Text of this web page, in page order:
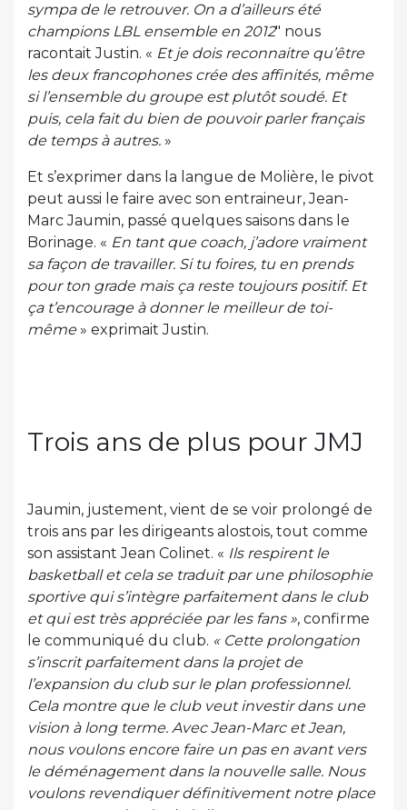
sympa de le retrouver. On a d’ailleurs été
champions LBL ensemble en 2012″ nous
racontait Justin. « Et je dois reconnaitre qu’être
les deux francophones crée des affinités, même
si l’ensemble du groupe est plutôt soudé. Et
puis, cela fait du bien de pouvoir parler français
de temps à autres. »
Et s’exprimer dans la langue de Molière, le pivot
peut aussi le faire avec son entraineur, Jean-
Marc Jaumin, passé quelques saisons dans le
Borinage. « En tant que coach, j’adore vraiment
sa façon de travailler. Si tu foires, tu en prends
pour ton grade mais ça reste toujours positif. Et
ça t’encourage à donner le meilleur de toi-
même» exprimait Justin.
Trois ans de plus pour JMJ
Jaumin, justement, vient de se voir prolongé de
trois ans par les dirigeants alostois, tout comme
son assistant Jean Colinet. « Ils respirent le
basketball et cela se traduit par une philosophie
sportive qui s’intègre parfaitement dans le club
et qui est très appréciée par les fans », confirme
le communiqué du club. « Cette prolongation
s’inscrit parfaitement dans la projet de
l’expansion du club sur le plan professionnel.
Cela montre que le club veut investir dans une
vision à long terme. Avec Jean-Marc et Jean,
nous voulons encore faire un pas en avant vers
le déménagement dans la nouvelle salle. Nous
voulons revendiquer définitivement notre place